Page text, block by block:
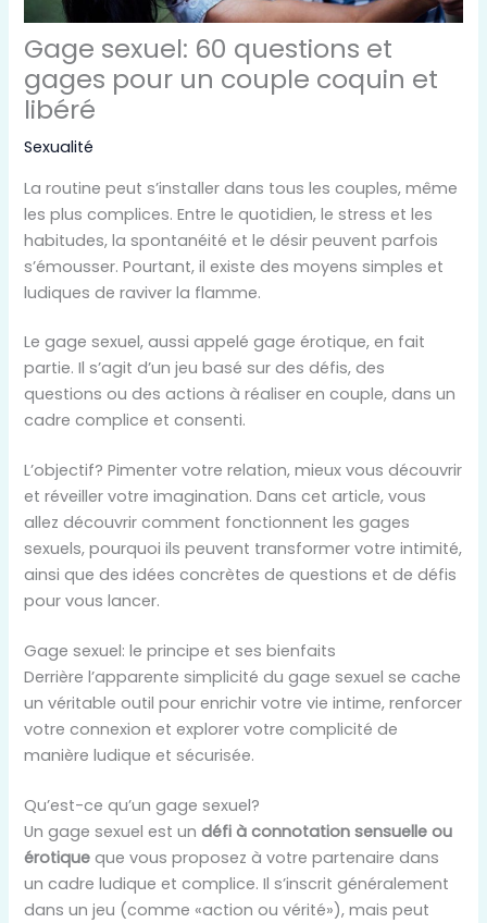
Gage sexuel: 60 questions et
gages pour un couple coquin et
libéré
Sexualité
La routine peut s’installer dans tous les couples, même
les plus complices. Entre le quotidien, le stress et les
habitudes, la spontanéité et le désir peuvent parfois
s’émousser. Pourtant, il existe des moyens simples et
ludiques de raviver la flamme.
Le gage sexuel, aussi appelé gage érotique, en fait
partie. Il s’agit d’un jeu basé sur des défis, des
questions ou des actions à réaliser en couple, dans un
cadre complice et consenti.
L’objectif? Pimenter votre relation, mieux vous découvrir
et réveiller votre imagination. Dans cet article, vous
allez découvrir comment fonctionnent les gages
sexuels, pourquoi ils peuvent transformer votre intimité,
ainsi que des idées concrètes de questions et de défis
pour vous lancer.
Gage sexuel: le principe et ses bienfaits
Derrière l’apparente simplicité du gage sexuel se cache
un véritable outil pour enrichir votre vie intime, renforcer
votre connexion et explorer votre complicité de
manière ludique et sécurisée.
Qu’est-ce qu’un gage sexuel?
Un gage sexuel est undéfi à connotation sensuelle ou
érotique que vous proposez à votre partenaire dans
un cadre ludique et complice. Il s’inscrit généralement
dans un jeu (comme «action ou vérité»), mais peut